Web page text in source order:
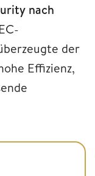
nach
der
Effizienz,